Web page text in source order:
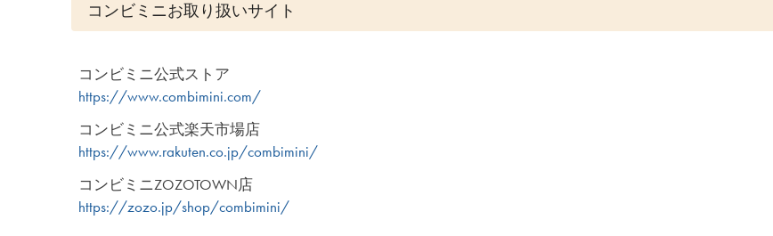
コンビミニお取り扱いサイト
コンビミニ公式ストア
https://www.combimini.com/
コンビミニ公式楽天市場店
https://www.rakuten.co.jp/combimini/
コンビミニZOZOTOWN店
https://zozo.jp/shop/combimini/